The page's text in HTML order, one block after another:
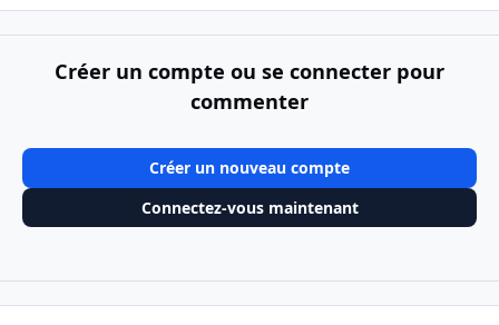
Créer un compte ou se connecter pour
commenter
Créer un nouveau compte
Connectez-vous maintenant